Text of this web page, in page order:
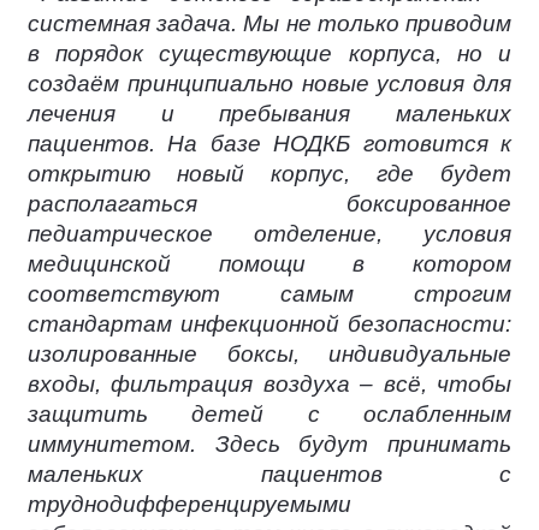
системная задача. Мы не только приводим
в порядок существующие корпуса, но и
создаём принципиально новые условия для
лечения и пребывания маленьких
пациентов. На базе НОДКБ готовится к
открытию новый корпус, где будет
располагаться боксированное
педиатрическое отделение, условия
медицинской помощи в котором
соответствуют самым строгим
стандартам инфекционной безопасности:
изолированные боксы, индивидуальные
входы, фильтрация воздуха – всё, чтобы
защитить детей с ослабленным
иммунитетом. Здесь будут принимать
маленьких пациентов с
труднодифференцируемыми